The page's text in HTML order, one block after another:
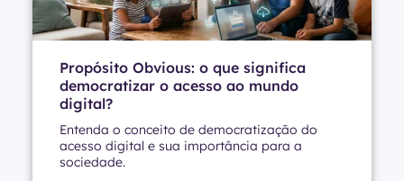
Propósito Obvious: o que significa
democratizar o acesso ao mundo
digital?
Entenda o conceito de democratização do
acesso digital e sua importância para a
sociedade.